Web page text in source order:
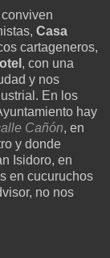
Casa
cartageneros,
, con una
y nos
En los
hay
Cañón, en
y donde
Isidoro, en
en cucuruchos
no nos